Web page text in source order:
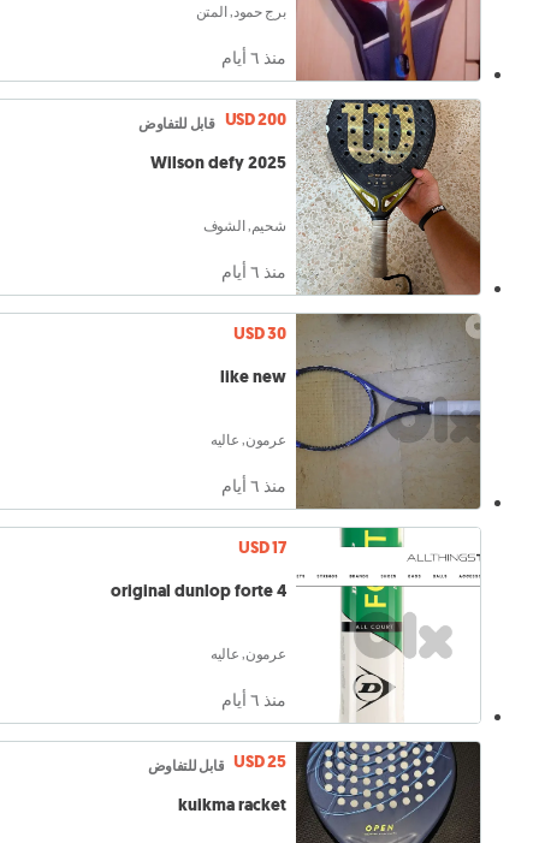
برج حمود, المتن
منذ ٦ أيام
USD 200 قابل للتفاوض
Wilson defy 2025
شحيم, الشوف
منذ ٦ أيام
USD 30
like new
عرمون, عاليه
منذ ٦ أيام
USD 17
4 original dunlop forte
عرمون, عاليه
منذ ٦ أيام
USD 25 قابل للتفاوض
kuikma racket